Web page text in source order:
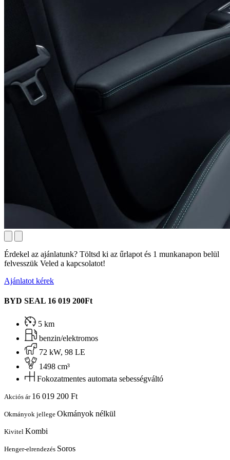
Érdekel az ajánlatunk? Töltsd ki az űrlapot és 1 munkanapon belül
felvesszük Veled a kapcsolatot!
Ajánlatot kérek
BYD SEAL 16 019 200Ft
5 km
benzin/elektromos
72 kW, 98 LE
1498 cm³
Fokozatmentes automata sebességváltó
Akciós ár 16 019 200 Ft
Okmányok jellege Okmányok nélkül
Kivitel Kombi
Henger-elrendezés Soros